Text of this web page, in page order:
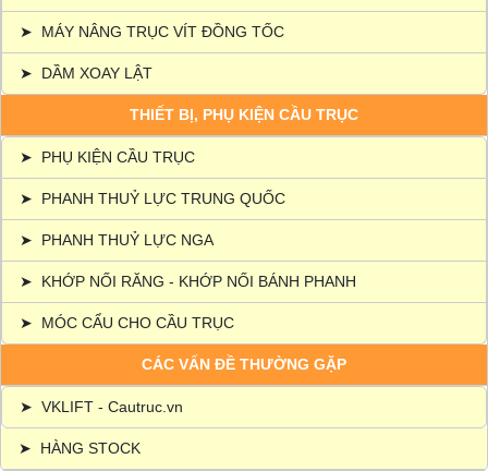
➤ MÁY NÂNG TRỤC VÍT ĐỒNG TỐC
➤ DẦM XOAY LẬT
THIẾT BỊ, PHỤ KIỆN CẦU TRỤC
➤ PHỤ KIỆN CẦU TRỤC
➤ PHANH THUỶ LỰC TRUNG QUỐC
➤ PHANH THUỶ LỰC NGA
➤ KHỚP NỐI RĂNG - KHỚP NỐI BÁNH PHANH
➤ MÓC CẨU CHO CẦU TRỤC
CÁC VẤN ĐỀ THƯỜNG GẶP
➤ VKLIFT - Cautruc.vn
➤ HÀNG STOCK